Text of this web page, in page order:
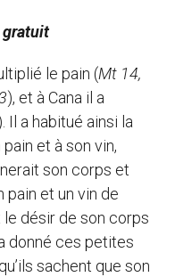
gratuit
le pain (Mt 14,
), et à Cana il a
Il a habitué ainsi la
et à son vin,
son corps et
pain et un vin de
désir de son corps
donné ces petites
sachent que son